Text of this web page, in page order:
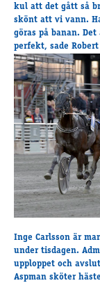
FAQ
Travkonferens
Exponering & värdskap
Aktiviteter
Hört och hänt
Tävling
Tävlingsserier
Träning och provlopp
Aktiva
Månadens hästägare
Månadens B-tränare
Euro Classic Trot
kul att det gått så
skönt att vi vann.
göras på banan.
perfekt, sade Robert
Inge Carlsson är
under tisdagen.
upploppet och
Aspman sköter